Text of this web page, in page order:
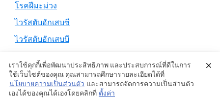
โรคฝีมะม่วง
ไวรัสตับอักเสบซี
ไวรัสตับอักเสบบี
Copyright © 2026 ·Genesis SampleonGenesis Framework
WordPress
เราใช้คุกกี้เพื่อพัฒนาประสิทธิภาพ และประสบการณ์ที่ดีในการ
ใช้เว็บไซต์ของคุณ คุณสามารถศึกษารายละเอียดได้ที่
นโยบายความเป็นส่วนตัว และสามารถจัดการความเป็นส่วนตัว
เองได้ของคุณได้เองโดยคลิกที่ ตั้งค่า